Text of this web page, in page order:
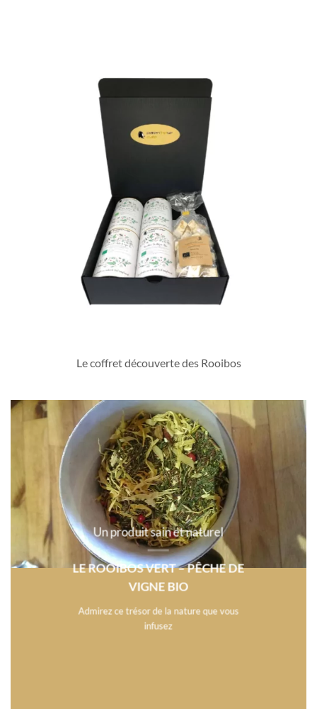
Le coffret découverte des Rooibos
Un produit sain et naturel
LE ROOIBOS VERT – PÊCHE DE
VIGNE BIO
Admirez ce trésor de la nature que vous
infusez